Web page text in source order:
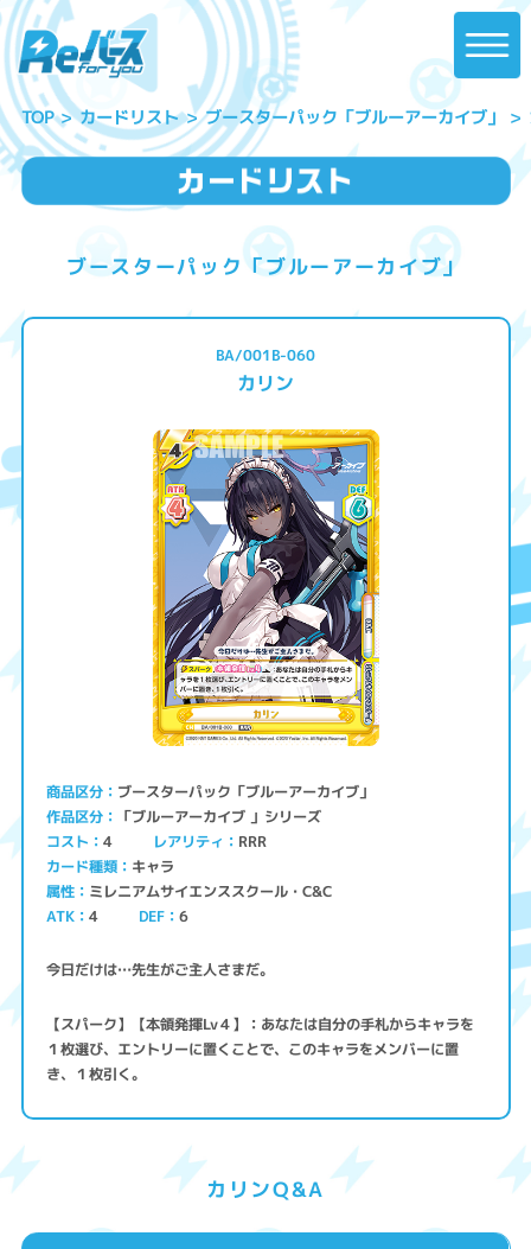
TOP カードリスト ブースターパック「ブルーアーカイブ」
ブースターパック「ブルーアーカイブ」
BA/001B-060
カリン
商品区分 ブースターパック「ブルーアーカイブ」
作品区分 「ブルーアーカイブ 」シリーズ
コスト 4 レアリティ RRR
カード種類 キャラ
属性 ミレニアムサイエンススクール・C&C
ATK 4 DEF 6
今日だけは…先生がご主人さまだ。
【スパーク】【本領発揮Lv４】：あなたは自分の手札からキャラを
１枚選び、エントリーに置くことで、このキャラをメンバーに置
き、１枚引く。
カリンQ&A